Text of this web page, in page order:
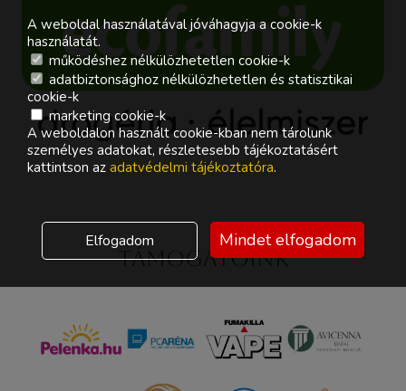
Támogatóink
A weboldal használatával jóváhagyja a cookie-k
használatát.
működéshez nélkülözhetetlen cookie-k
adatbiztonsághoz nélkülözhetetlen és statisztikai
cookie-k
marketing cookie-k
A weboldalon használt cookie-kban nem tárolunk
személyes adatokat, részletesebb tájékoztatásért
kattintson az adatvédelmi tájékoztatóra.
Elfogadom Mindet elfogadom